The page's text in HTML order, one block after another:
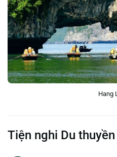
Hang
Tiện nghi Du thuyền